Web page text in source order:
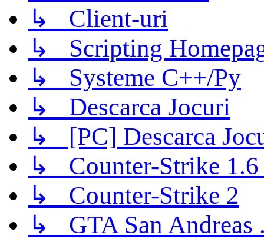
↳ Client-uri
↳ Scripting
↳ Systeme C++/Py
↳ Descarca Jocuri
↳ [PC] Descarca
↳ Counter-Strike 1.6
↳ Counter-Strike 2
↳ GTA San Andreas